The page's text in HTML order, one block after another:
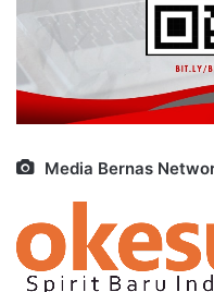
Media Bernas